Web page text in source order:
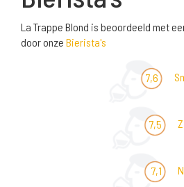
La Trappe Blond is beoordeeld met
door onze Bierista's
7,6
7,5
7,1